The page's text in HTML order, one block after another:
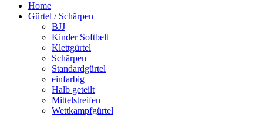
Home
Gürtel / Schärpen
BJJ
Kinder Softbelt
Klettgürtel
Schärpen
Standardgürtel
einfarbig
Halb geteilt
Mittelstreifen
Wettkampfgürtel